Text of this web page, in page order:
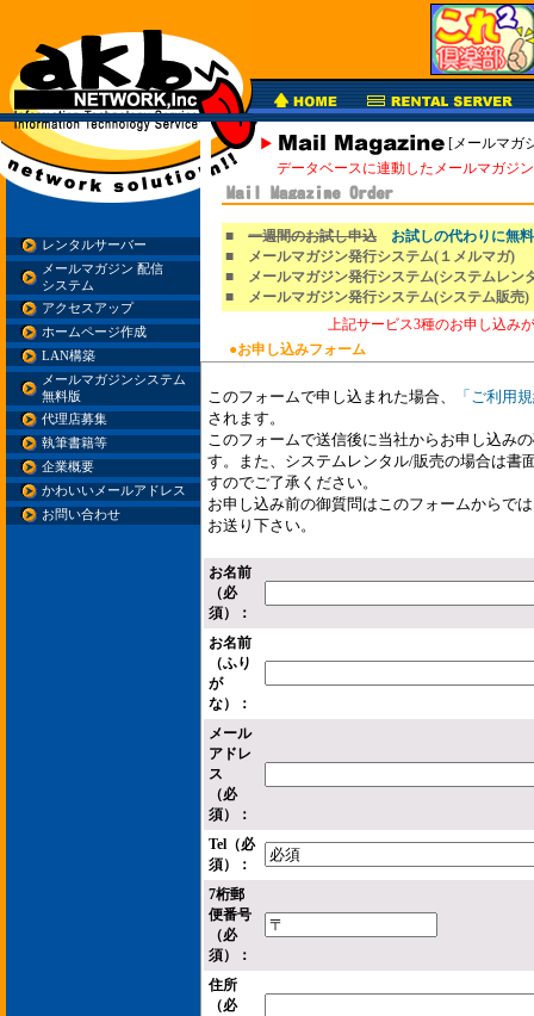
レンタルサーバー
メールマガジン 配信
システム
アクセスアップ
ホームページ作成
LAN構築
メールマガジンシステム
無料版
代理店募集
執筆書籍等
企業概要
かわいいメールアドレス
お問い合わせ
[メールマガ
データベースに連動したメールマガジ
■ 一週間のお試し申込
お試しの代わりに無
■ メールマガジン発行システム(１メルマガ)
■ メールマガジン発行システム(システムレン
■ メールマガジン発行システム(システム販売)
上記サービス3種のお申し込み
●お申し込みフォーム
このフォームで申し込まれた場合、
「ご利用
されます。
このフォームで送信後に当社からお申し込み
す。また、システムレンタル/販売の場合は書
すのでご了承ください。
お申し込み前の御質問はこのフォームからで
お送り下さい。
お名前
（必
須）：
お名前
（ふり
が
な）：
メール
アドレ
ス
（必
須）：
Tel（必
須）：
7桁郵
便番号
（必
須）：
住所
（必